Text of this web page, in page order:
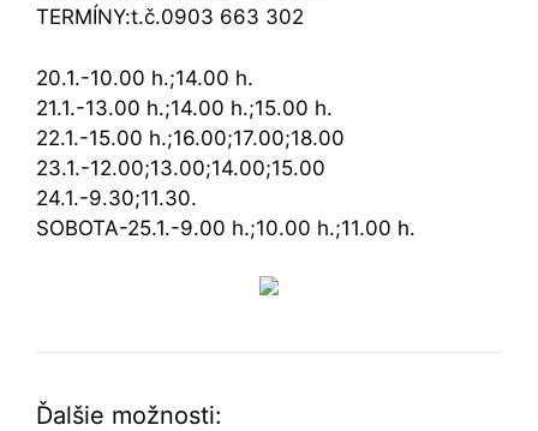
TERMÍNY:t.č.0903 663 302
20.1.-10.00 h.;14.00 h.
21.1.-13.00 h.;14.00 h.;15.00 h.
22.1.-15.00 h.;16.00;17.00;18.00
23.1.-12.00;13.00;14.00;15.00
24.1.-9.30;11.30.
SOBOTA-25.1.-9.00 h.;10.00 h.;11.00 h.
Ďalšie možnosti: